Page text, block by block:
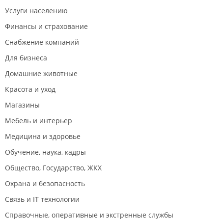
Услуги населению
Финансы и страхование
Снабжение компаний
Для бизнеса
Домашние животные
Красота и уход
Магазины
Мебель и интерьер
Медицина и здоровье
Обучение, наука, кадры
Общество, Государство, ЖКХ
Охрана и безопасность
Связь и IT технологии
Справочные, оперативные и экстренные службы